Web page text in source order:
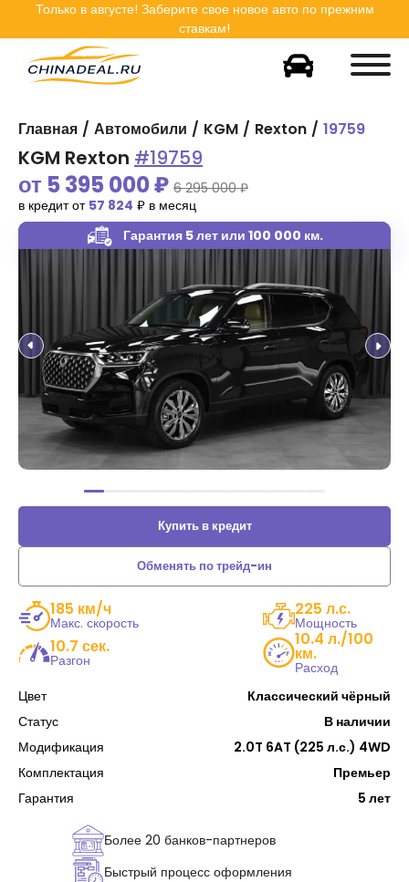
Только в августе! Заберите свое новое авто по прежним
ставкам!
Главная Автомобили KGM Rexton 19759
Купить в кредит
Обменять по трейд-ин
185 км/ч
Макс. скорость
225 л.с.
Мощность
10.7 сек.
Разгон
10.4 л./100
км.
Расход
Цвет
Классический чёрный
Статус
В наличии
Модификация
2.0T 6AT (225 л.с.) 4WD
Комплектация
Премьер
Гарантия
5 лет
Более 20 банков-партнеров
Быстрый процесс оформления
Гарантия 5 летили 100 000 км.
от 5 395 000₽ 6 295 000 ₽
в кредит от 57 824 ₽ в месяц
KGM Rexton #19759